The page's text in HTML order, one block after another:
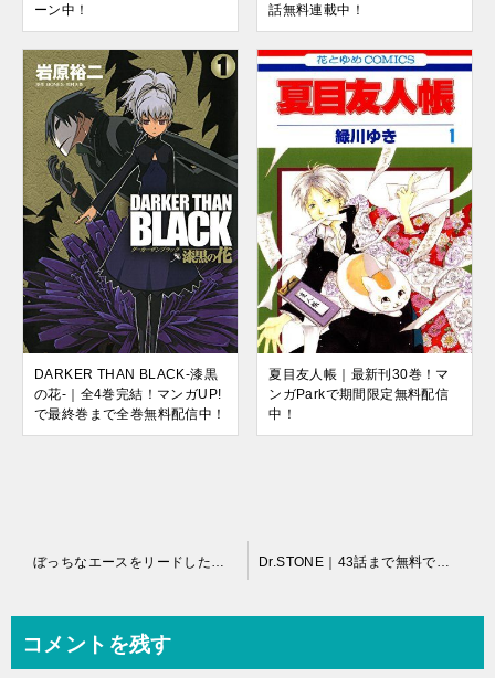
ーン中！
話無料連載中！
DARKER THAN BLACK-漆黒
の花-｜全4巻完結！マンガUP!
で最終巻まで全巻無料配信中！
夏目友人帳｜最新刊30巻！マ
ンガParkで期間限定無料配信
中！
ビ
ぼっちなエースをリードしたい｜全話無料で読める公式マンガアプリ！読んだ感想をふまえて紹介！ Dr.STONE｜43話まで無料で読める公式マンガアプリ！原始文明を生き延びろ！
コメントを残す